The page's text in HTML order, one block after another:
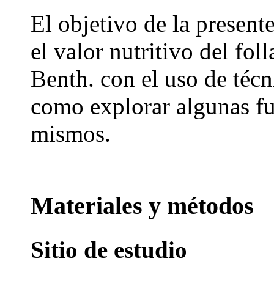
El objetivo de la
el valor nutritivo del
Benth. con el uso de
como explorar algunas
mismos.
Materiales y métodos
Sitio de estudio